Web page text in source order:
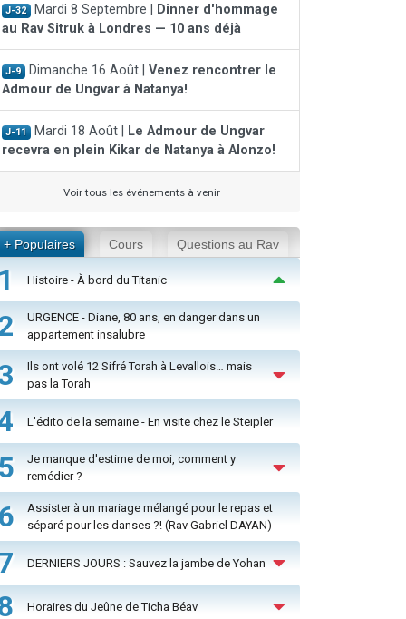
J-32 Mardi 8 Septembre |
Dinner d'hommage
au Rav Sitruk à Londres — 10 ans déjà
J-9 Dimanche 16 Août | Venez rencontrer le
Admour de Ungvar à Natanya!
J-11 Mardi 18 Août |
Le Admour de Ungvar
recevra en plein Kikar de Natanya à Alonzo!
Voir tous les événements à venir
+ Populaires Cours Questions au Rav
Histoire - À bord du Titanic
URGENCE - Diane, 80 ans, en danger dans un
appartement insalubre
Ils ont volé 12 Sifré Torah à Levallois… mais
pas la Torah
L'édito de la semaine - En visite chez le Steipler
Je manque d'estime de moi, comment y
remédier ?
Assister à un mariage mélangé pour le repas et
séparé pour les danses ?! (Rav Gabriel DAYAN)
DERNIERS JOURS : Sauvez la jambe de Yohan
Horaires du Jeûne de Ticha Béav